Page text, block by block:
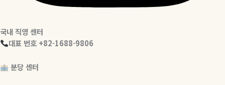
국내 직영 센터
대표 번호 +82-1688-9806
분당 센터